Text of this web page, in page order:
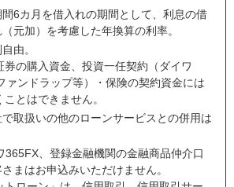
6カ月を借入れの期間として、利息の借
元加）を考慮した年換算の利率。
由。
券の購入資金、投資一任契約（ダイワ
ァンドラップ等）・保険の契約資金には
とはできません。
取扱いの他のローンサービスとの併用は
365FX、登録金融機関の金融商品仲介口
まはお申込みいただけません。